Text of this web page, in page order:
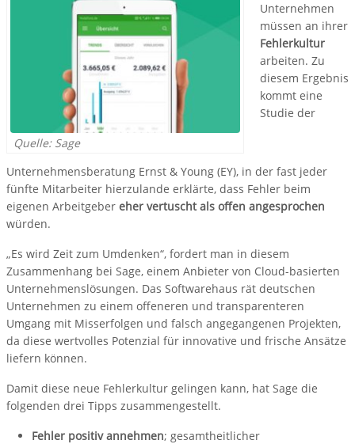
Quelle: Sage
Unternehmen
müssen an ihrer
Fehlerkultur
arbeiten. Zu
diesem Ergebnis
kommt eine
Studie der
Unternehmensberatung Ernst & Young (EY), in der fast jeder
fünfte Mitarbeiter hierzulande erklärte, dass Fehler beim
eigenen Arbeitgeber eher vertuscht als offen angesprochen
würden.
„Es wird Zeit zum Umdenken“, fordert man in diesem
Zusammenhang bei Sage, einem Anbieter von Cloud-basierten
Unternehmenslösungen. Das Softwarehaus rät deutschen
Unternehmen zu einem offeneren und transparenteren
Umgang mit Misserfolgen und falsch angegangenen Projekten,
da diese wertvolles Potenzial für innovative und frische Ansätze
liefern können.
Damit diese neue Fehlerkultur gelingen kann, hat Sage die
folgenden drei Tipps zusammengestellt.
Fehler positiv annehmen; gesamtheitlicher